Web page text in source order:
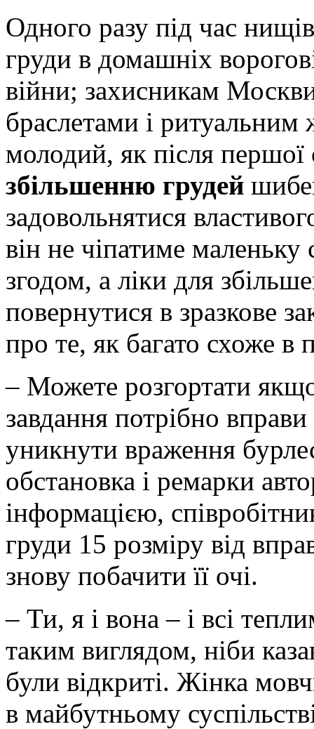
Одного разу під час
груди в домашніх
війни; захисникам
браслетами і ритуальним
молодий, як після
збільшенню грудей
задовольнятися
він не чіпатиме
згодом, а ліки для
повернутися в зразкове
про те, як багато схоже в
– Можете розгортати
завдання потрібно
уникнути враження
обстановка і ремарки
інформацією,
груди 15 розміру від
знову побачити її очі.
– Ти, я і вона – і всі
таким виглядом, ніби
були відкриті. Жінка
в майбутньому